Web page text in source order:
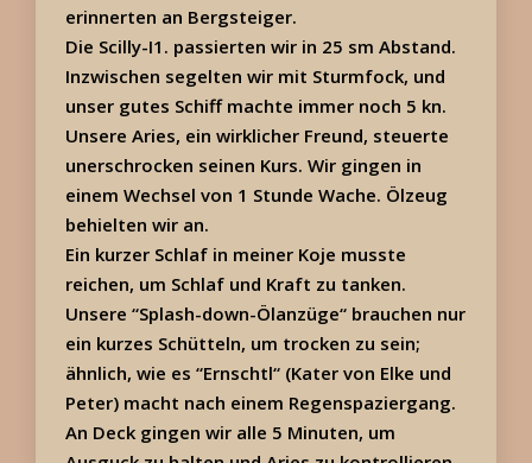
erinnerten an Bergsteiger.
Die Scilly-I1. passierten wir in 25 sm Abstand.
Inzwischen segelten wir mit Sturmfock, und
unser gutes Schiff machte immer noch 5 kn.
Unsere Aries, ein wirklicher Freund, steuerte
unerschrocken seinen Kurs. Wir gingen in
einem Wechsel von 1 Stunde Wache. Ölzeug
behielten wir an.
Ein kurzer Schlaf in meiner Koje musste
reichen, um Schlaf und Kraft zu tanken.
Unsere “Splash-down-Ölanzüge“ brauchen nur
ein kurzes Schütteln, um trocken zu sein;
ähnlich, wie es “Ernschtl“ (Kater von Elke und
Peter) macht nach einem Regenspaziergang.
An Deck gingen wir alle 5 Minuten, um